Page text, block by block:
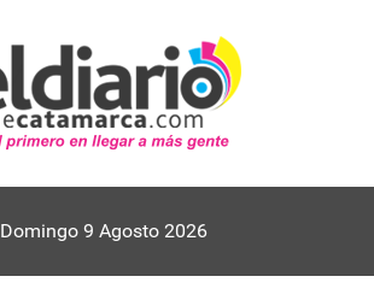
Domingo 9 Agosto 2026